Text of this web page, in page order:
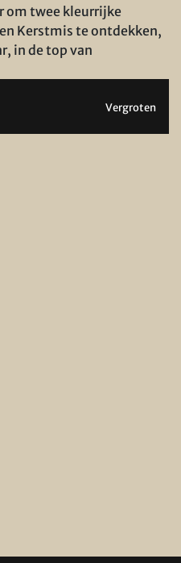
om twee kleurrijke
Kerstmis te ontdekken,
in de top van
Vergroten